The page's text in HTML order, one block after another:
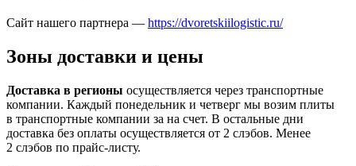
Сайт нашего партнера — https://dvoretskiilogistic.ru/
Зоны доставки и цены
Доставка в регионы осуществляется через транспортные
компании. Каждый понедельник и четверг мы возим плиты
в транспортные компании за на счет. В остальные дни
доставка без оплаты осуществляется от 2 слэбов. Менее
2 слэбов по прайс-листу.